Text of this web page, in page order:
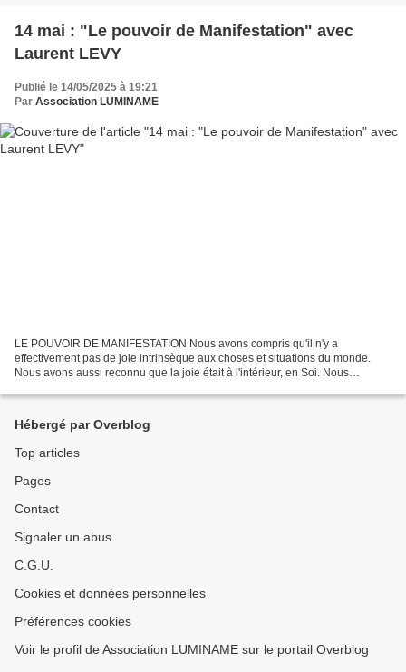
14 mai : "Le pouvoir de Manifestation" avec
Laurent LEVY
Publié le 14/05/2025 à 19:21
Par Association LUMINAME
LE POUVOIR DE MANIFESTATION Nous avons compris qu'il n'y a
effectivement pas de joie intrinsèque aux choses et situations du monde.
Nous avons aussi reconnu que la joie était à l'intérieur, en Soi. Nous
Hébergé par Overblog
Top articles
Pages
Contact
Signaler un abus
C.G.U.
Cookies et données personnelles
Préférences cookies
Voir le profil de Association LUMINAME sur le portail Overblog